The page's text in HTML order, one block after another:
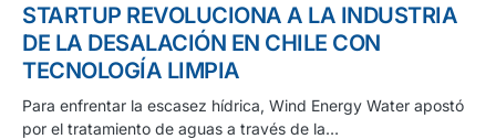
STARTUP REVOLUCIONA A LA INDUSTRIA
DE LA DESALACIÓN EN CHILE CON
TECNOLOGÍA LIMPIA
Para enfrentar la escasez hídrica, Wind Energy Water apostó
por el tratamiento de aguas a través de la…